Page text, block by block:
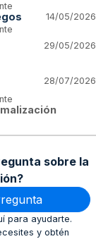
14/05/2026
29/05/2026
28/07/2026
sobre la
para ayudarte.
y obtén